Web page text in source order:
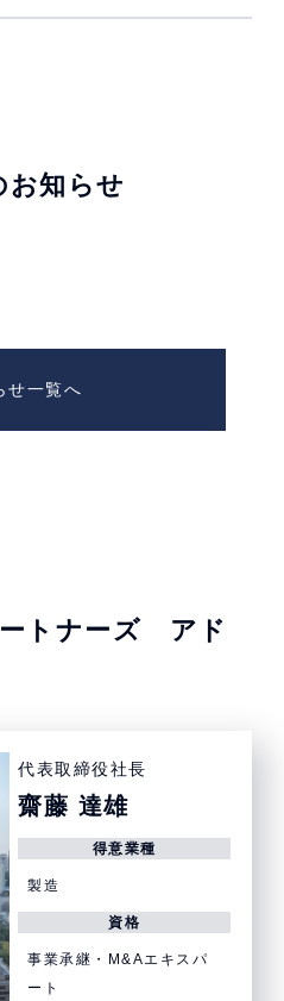
お知らせ
せ一覧へ
トナーズ アド
代表取締役社長
齋藤 達雄
得意業種
製造
資格
事業承継・M&Aエキスパ
ート